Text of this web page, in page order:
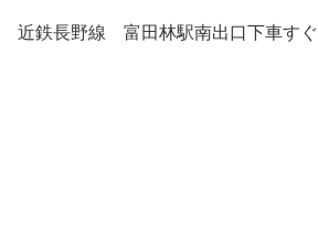
近鉄長野線 富田林駅南出口下車すぐ